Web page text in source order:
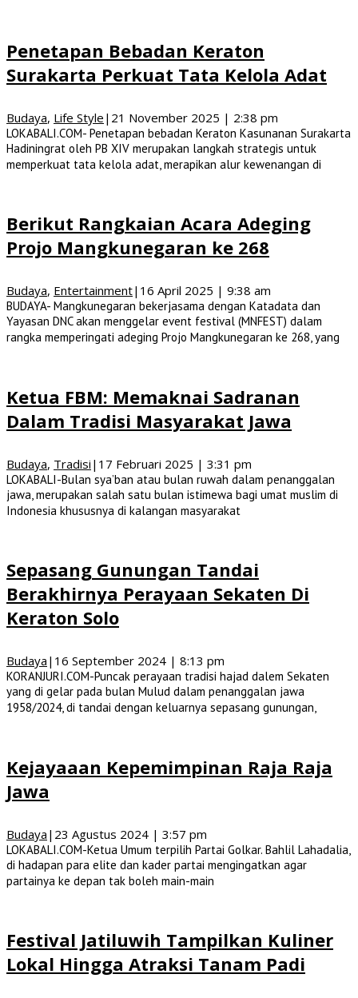
Penetapan Bebadan Keraton
Surakarta Perkuat Tata Kelola Adat
Budaya, Life Style | 21 November 2025 | 2:38 pm
LOKABALI.COM- Penetapan bebadan Keraton Kasunanan Surakarta
Hadiningrat oleh PB XIV merupakan langkah strategis untuk
memperkuat tata kelola adat, merapikan alur kewenangan di
Berikut Rangkaian Acara Adeging
Projo Mangkunegaran ke 268
Budaya, Entertainment| 16 April 2025 | 9:38 am
BUDAYA- Mangkunegaran bekerjasama dengan Katadata dan
Yayasan DNC akan menggelar event festival (MNFEST) dalam
rangka memperingati adeging Projo Mangkunegaran ke 268, yang
Ketua FBM: Memaknai Sadranan
Dalam Tradisi Masyarakat Jawa
Budaya, Tradisi | 17 Februari 2025 | 3:31 pm
LOKABALI-Bulan sya’ban atau bulan ruwah dalam penanggalan
jawa, merupakan salah satu bulan istimewa bagi umat muslim di
Indonesia khususnya di kalangan masyarakat
Sepasang Gunungan Tandai
Berakhirnya Perayaan Sekaten Di
Keraton Solo
Budaya | 16 September 2024 | 8:13 pm
KORANJURI.COM-Puncak perayaan tradisi hajad dalem Sekaten
yang di gelar pada bulan Mulud dalam penanggalan jawa
1958/2024, di tandai dengan keluarnya sepasang gunungan,
Kejayaaan Kepemimpinan Raja Raja
Jawa
Budaya | 23 Agustus 2024 | 3:57 pm
LOKABALI.COM-Ketua Umum terpilih Partai Golkar. Bahlil Lahadalia,
di hadapan para elite dan kader partai mengingatkan agar
partainya ke depan tak boleh main-main
Festival Jatiluwih Tampilkan Kuliner
Lokal Hingga Atraksi Tanam Padi